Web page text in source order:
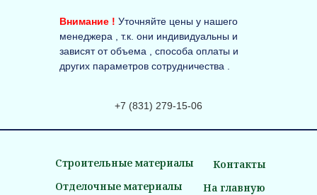
Внимание ! Уточняйте цены у нашего
менеджера , т.к. они индивидуальны и
зависят от объема , способа оплаты и
других параметров сотрудничества .
Строительные материалы
Отделочные материалы
На главную
Контакты
+7 (831) 279-15-06